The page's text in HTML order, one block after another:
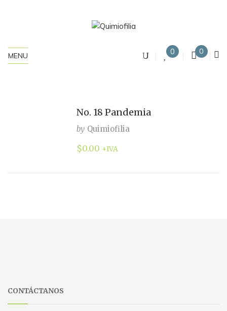
MENU 0 0
No. 18 Pandemia
by Quimiofilia
$0.00 +IVA
CONTÁCTANOS